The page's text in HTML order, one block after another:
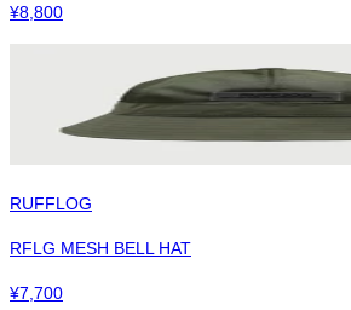
¥8,800
RUFFLOG
RFLG MESH BELL HAT
¥7,700